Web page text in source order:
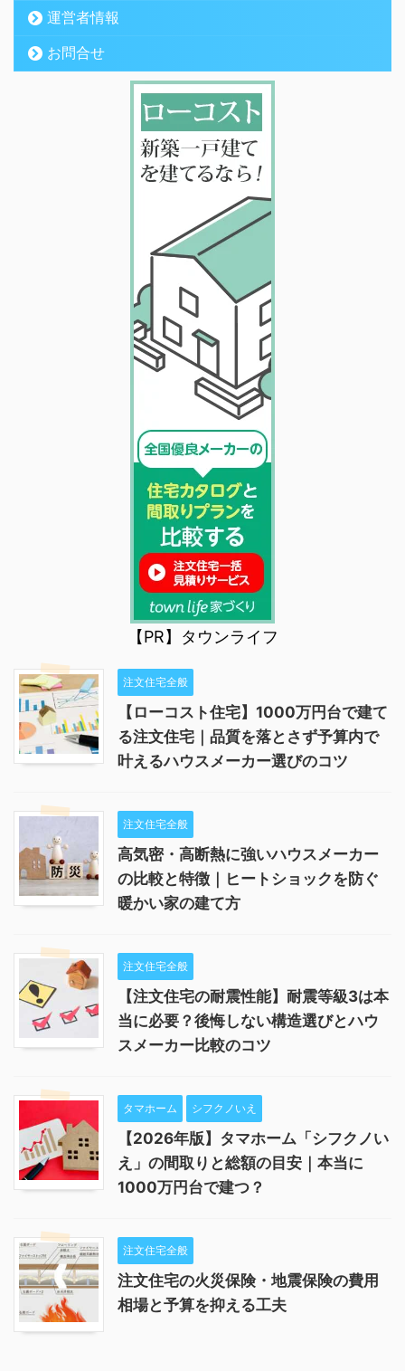
運営者情報
お問合せ
【PR】タウンライフ
注文住宅全般
【ローコスト住宅】1000万円台で建て
る注文住宅｜品質を落とさず予算内で
叶えるハウスメーカー選びのコツ
注文住宅全般
高気密・高断熱に強いハウスメーカー
の比較と特徴｜ヒートショックを防ぐ
暖かい家の建て方
注文住宅全般
【注文住宅の耐震性能】耐震等級3は本
当に必要？後悔しない構造選びとハウ
スメーカー比較のコツ
タマホーム シフクノいえ
【2026年版】タマホーム「シフクノい
え」の間取りと総額の目安｜本当に
1000万円台で建つ？
注文住宅全般
注文住宅の火災保険・地震保険の費用
相場と予算を抑える工夫